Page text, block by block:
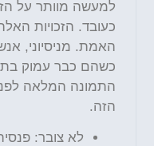
למעשה מוותר על
כעובד. הזכויות האלה
האמת. מניסיוני,
כשהם כבר עמוק בתוך
התמונה המלאה לפני
הזה.
לא צובר: פנסיה.